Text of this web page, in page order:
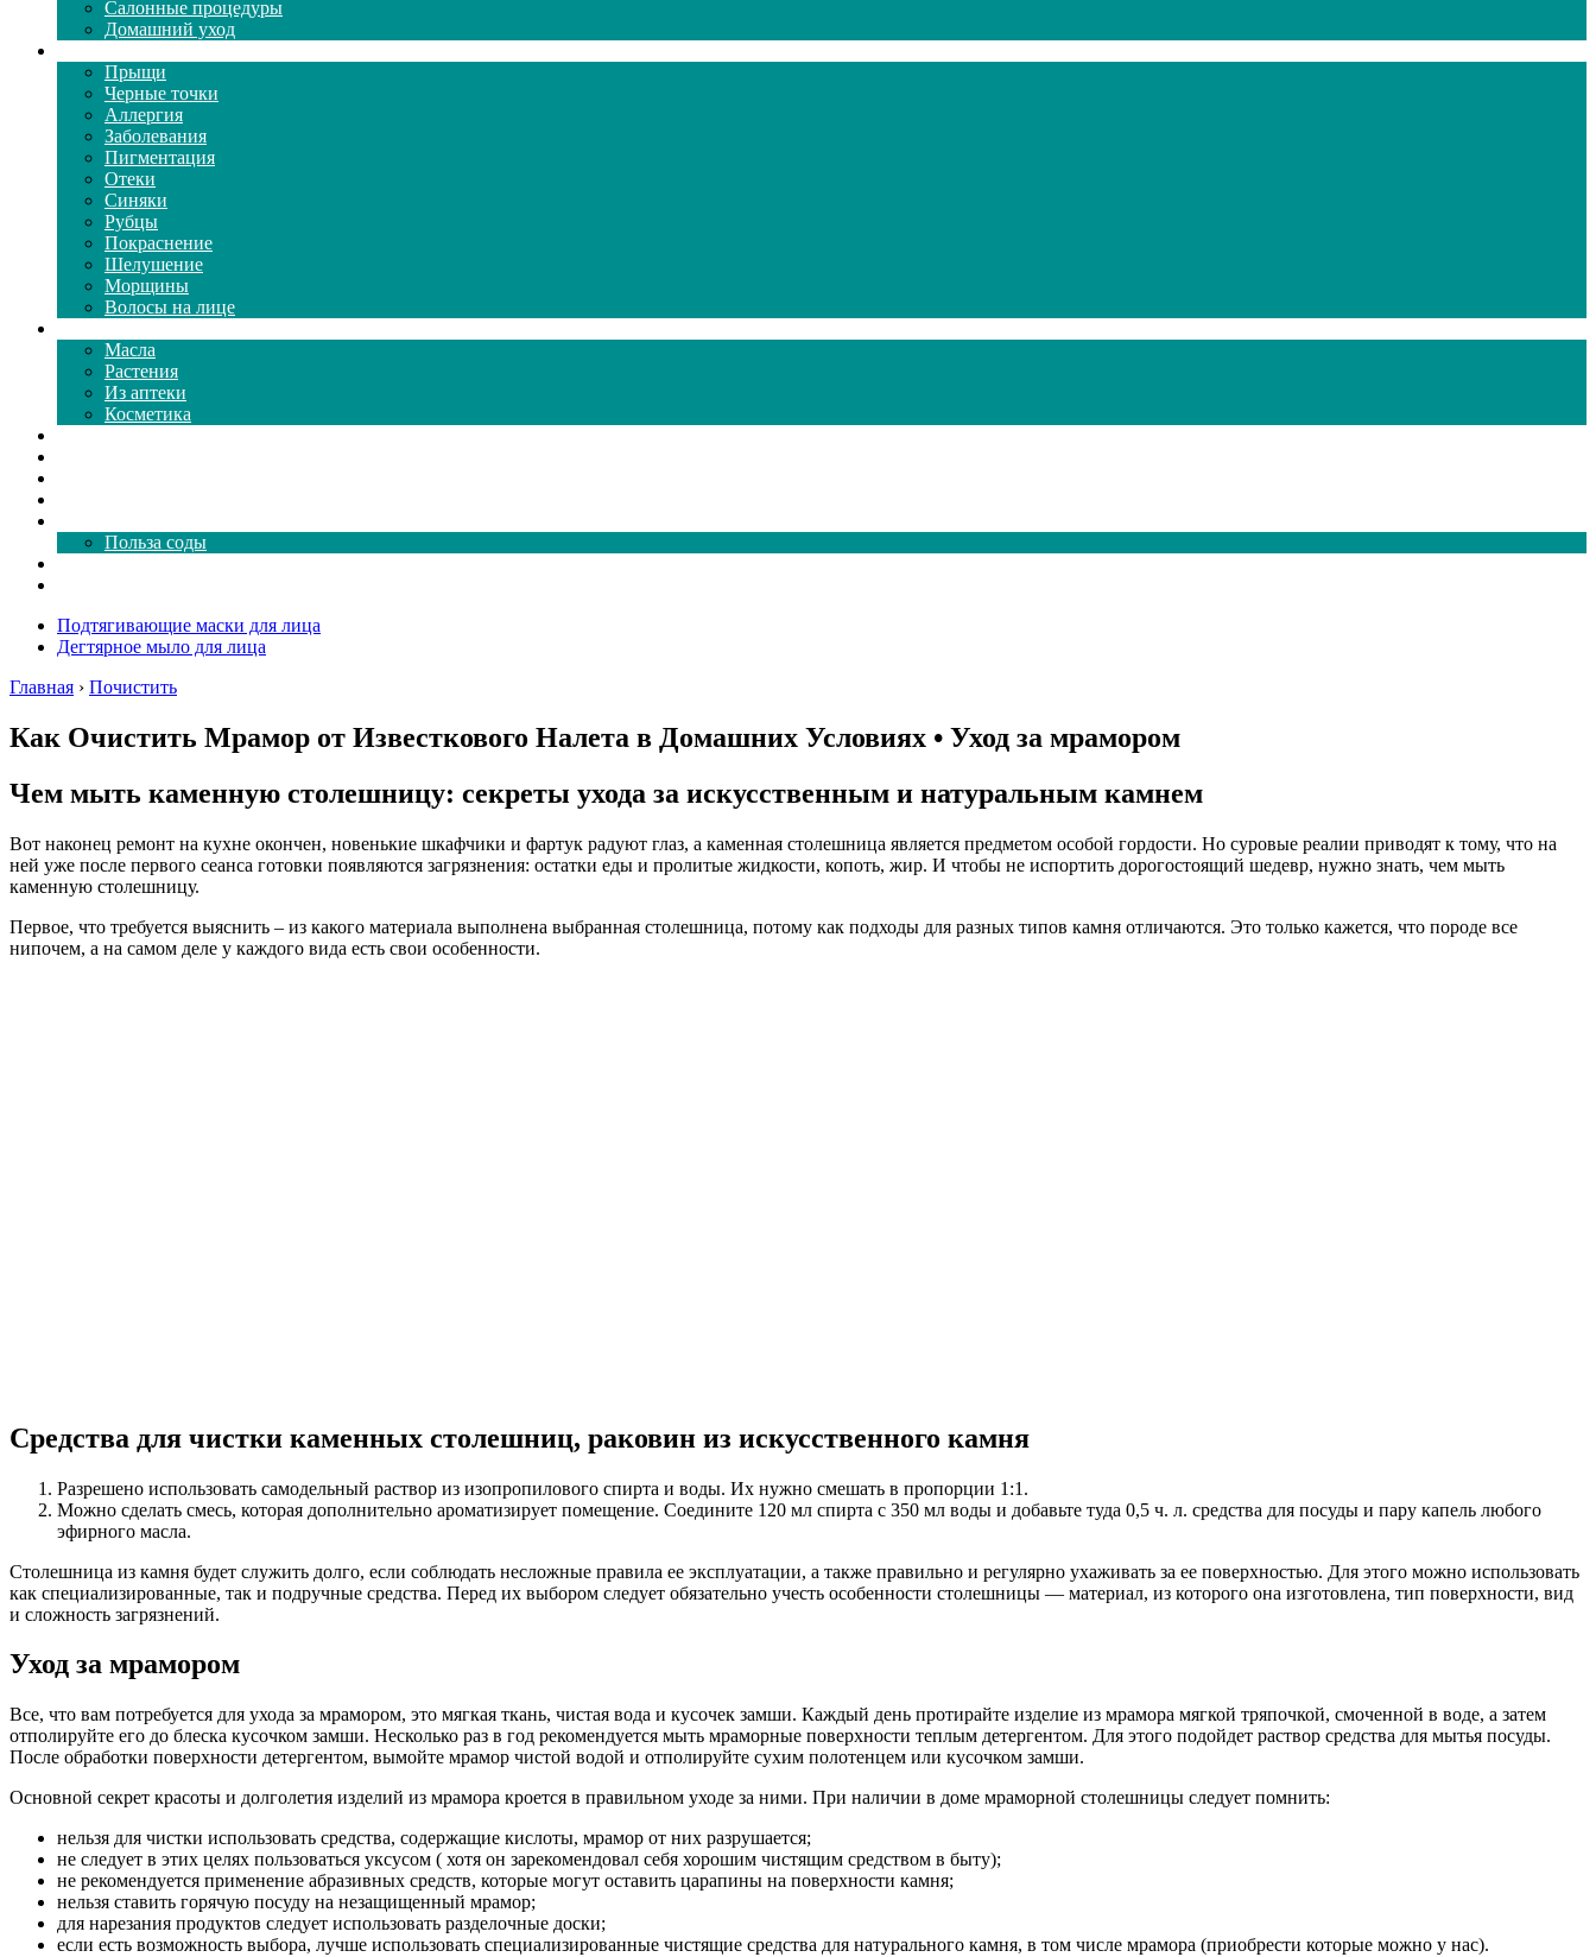
Салонные процедуры
Домашний уход
Прыщи
Черные точки
Аллергия
Заболевания
Пигментация
Отеки
Синяки
Рубцы
Покраснение
Шелушение
Морщины
Волосы на лице
Масла
Растения
Из аптеки
Косметика
Польза соды
Подтягивающие маски для лица
Дегтярное мыло для лица
Главная › Почистить
Как Очистить Мрамор от Известкового Налета в Домашних Условиях • Уход за мрамором
Чем мыть каменную столешницу: секреты ухода за искусственным и натуральным камнем
Вот наконец ремонт на кухне окончен, новенькие шкафчики и фартук радуют глаз, а каменная столешница является предметом особой гордости. Но суровые реалии приводят к тому, что на
ней уже после первого сеанса готовки появляются загрязнения: остатки еды и пролитые жидкости, копоть, жир. И чтобы не испортить дорогостоящий шедевр, нужно знать, чем мыть
каменную столешницу.
Первое, что требуется выяснить – из какого материала выполнена выбранная столешница, потому как подходы для разных типов камня отличаются. Это только кажется, что породе все
нипочем, а на самом деле у каждого вида есть свои особенности.
Средства для чистки каменных столешниц, раковин из искусственного камня
Разрешено использовать самодельный раствор из изопропилового спирта и воды. Их нужно смешать в пропорции 1:1.
Можно сделать смесь, которая дополнительно ароматизирует помещение. Соедините 120 мл спирта с 350 мл воды и добавьте туда 0,5 ч. л. средства для посуды и пару капель любого
эфирного масла.
Столешница из камня будет служить долго, если соблюдать несложные правила ее эксплуатации, а также правильно и регулярно ухаживать за ее поверхностью. Для этого можно использовать
как специализированные, так и подручные средства. Перед их выбором следует обязательно учесть особенности столешницы — материал, из которого она изготовлена, тип поверхности, вид
и сложность загрязнений.
Уход за мрамором
Все, что вам потребуется для ухода за мрамором, это мягкая ткань, чистая вода и кусочек замши. Каждый день протирайте изделие из мрамора мягкой тряпочкой, смоченной в воде, а затем
отполируйте его до блеска кусочком замши. Несколько раз в год рекомендуется мыть мраморные поверхности теплым детергентом. Для этого подойдет раствор средства для мытья посуды.
После обработки поверхности детергентом, вымойте мрамор чистой водой и отполируйте сухим полотенцем или кусочком замши.
Основной секрет красоты и долголетия изделий из мрамора кроется в правильном уходе за ними. При наличии в доме мраморной столешницы следует помнить:
нельзя для чистки использовать средства, содержащие кислоты, мрамор от них разрушается;
не следует в этих целях пользоваться уксусом ( хотя он зарекомендовал себя хорошим чистящим средством в быту);
не рекомендуется применение абразивных средств, которые могут оставить царапины на поверхности камня;
нельзя ставить горячую посуду на незащищенный мрамор;
для нарезания продуктов следует использовать разделочные доски;
если есть возможность выбора, лучше использовать специализированные чистящие средства для натурального камня, в том числе мрамора (приобрести которые можно у нас).